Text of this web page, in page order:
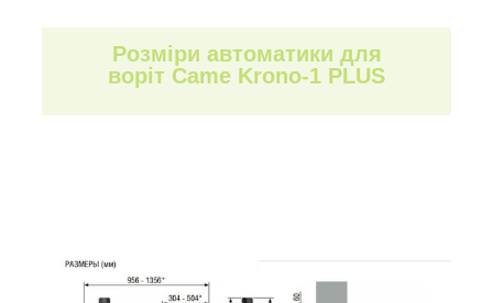
Розміри автоматики для
воріт Came Krono-1 PLUS